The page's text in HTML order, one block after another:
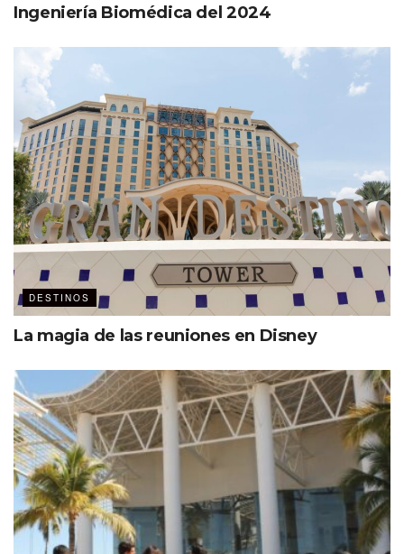
Mar de alianzas y expertise
Consolidar la oferta especializada en un destino es una
misión en equipo y Mazatlán Meetings
Con elexpertisede Einar Brodden y Alfredo Canizales,
esta DMC tiene la capacidad de operar desde una junta
corporativa, una expo de gran escala, un congreso
numeroso hasta un exclusivo viaje de incentivo.
Otro gran aliado es Pronatours
—a cargo de Sandra
Torres—, operadora líder en servicio de transportación y
cuya oferta incluye: camionetas Sprinter, Toyota y
Suburban; autobuses y camiones abiertos, incluso una
flota de yates para disfrutar de un recorrido por las playas
mazatlecas.
Mar de hospitalidad
La presencia de cadenas hoteleras reconocidas, como
Ingeniería Biomédica del 2024
DESTINOS
La magia de las reuniones en Disney